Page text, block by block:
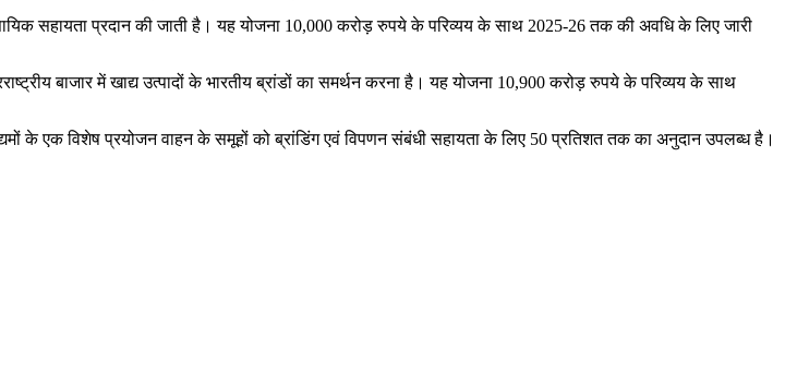
सहायता प्रदान की जाती है। यह योजना 10,000 करोड़ रुपये के परिव्यय के साथ 2025-26 तक की अवधि के लिए जारी
बाजार में खाद्य उत्पादों के भारतीय ब्रांडों का समर्थन करना है। यह योजना 10,900 करोड़ रुपये के परिव्यय के साथ
के एक विशेष प्रयोजन वाहन के समूहों को ब्रांडिंग एवं विपणन संबंधी सहायता के लिए 50 प्रतिशत तक का अनुदान उपलब्ध है।